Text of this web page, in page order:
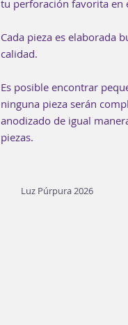
tu perforación favorita en
Cada pieza es elaborada
calidad.
Es posible encontrar
ninguna pieza serán
anodizado de igual
piezas.
Luz Púrpura 2026